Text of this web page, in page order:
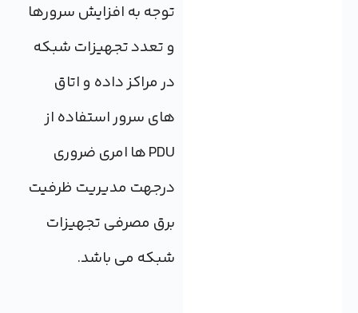
توجه به افزایش سرورها
و تعدد تجهیزات شبکه
در مراکز داده و اتاق
های سرور استفاده از
PDU ها امری ضروری
درجهت مدیریت ظرفیت
برق مصرفی تجهیزات
شبکه می باشد.